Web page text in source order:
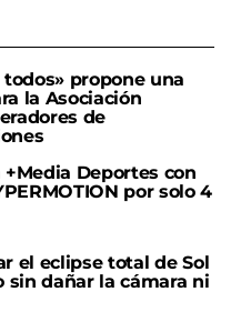
todos» propone una
la Asociación
de
Deportes con
por solo 4
el eclipse total de Sol
sin dañar la cámara ni